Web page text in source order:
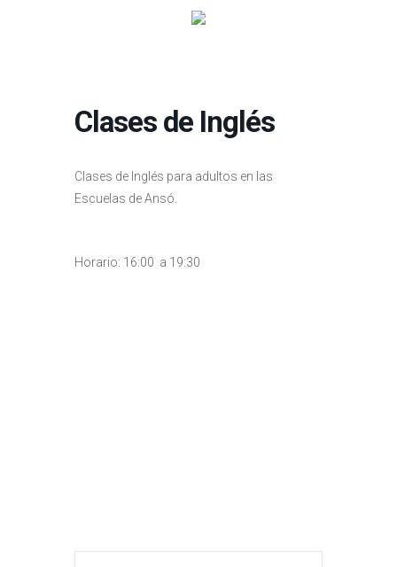
Clases de Inglés
Clases de Inglés para adultos en las
Escuelas de Ansó.
Horario: 16:00 a 19:30